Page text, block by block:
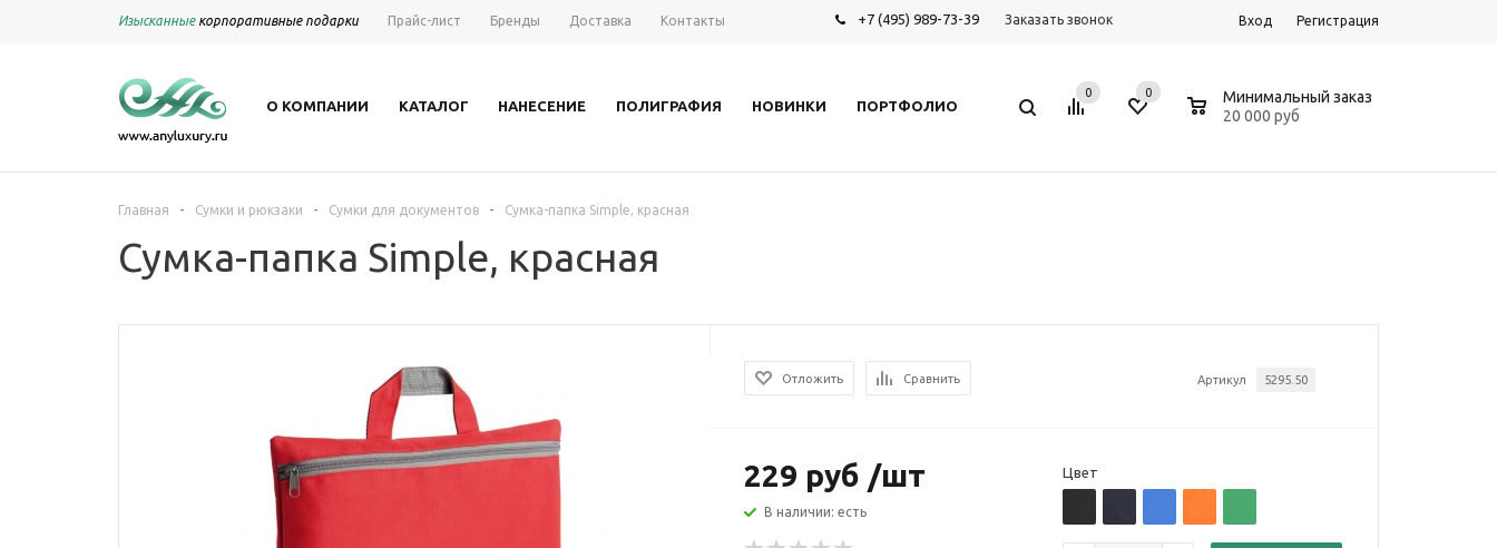
Изысканныекорпоративные подарки Прайс-лист Бренды Доставка Контакты +7 (495) 989-73-39 Заказать звонок Вход Регистрация
О КОМПАНИИ КАТАЛОГ НАНЕСЕНИЕ ПОЛИГРАФИЯ НОВИНКИ ПОРТФОЛИО
0 0
Минимальный заказ
20 000 руб
Главная - Сумки и рюкзаки - Сумки для документов - Сумка-папка Simple, красная
Сумка-папка Simple, красная
Артикул 5295.50
Отложить Сравнить
229 руб /шт
В наличии: есть
Цвет